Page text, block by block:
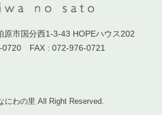
原市国分西1-3-43 HOPEハウス202
0720 FAX : 072-976-0721
にわの里 All Right Reserved.